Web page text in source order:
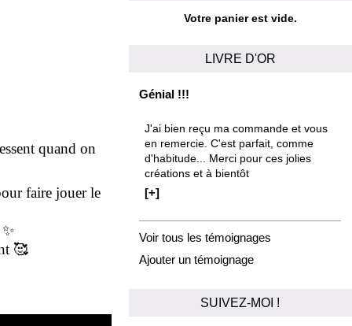
quand on
faire jouer le
✨
🥰
Votre panier est vide.
LIVRE D'OR
Génial !!!
J'ai bien reçu ma commande et vous
en remercie. C'est parfait, comme
d'habitude... Merci pour ces jolies
créations et à bientôt
[+]
Voir tous les témoignages
Ajouter un témoignage
SUIVEZ-MOI !